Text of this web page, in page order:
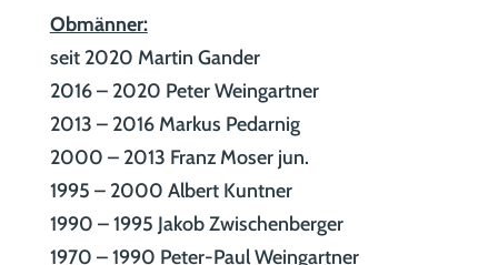
Obmänner:
seit 2020 Martin Gander
2016 – 2020 Peter Weingartner
2013 – 2016 Markus Pedarnig
2000 – 2013 Franz Moser jun.
1995 – 2000 Albert Kuntner
1990 – 1995 Jakob Zwischenberger
1970 – 1990 Peter-Paul Weingartner